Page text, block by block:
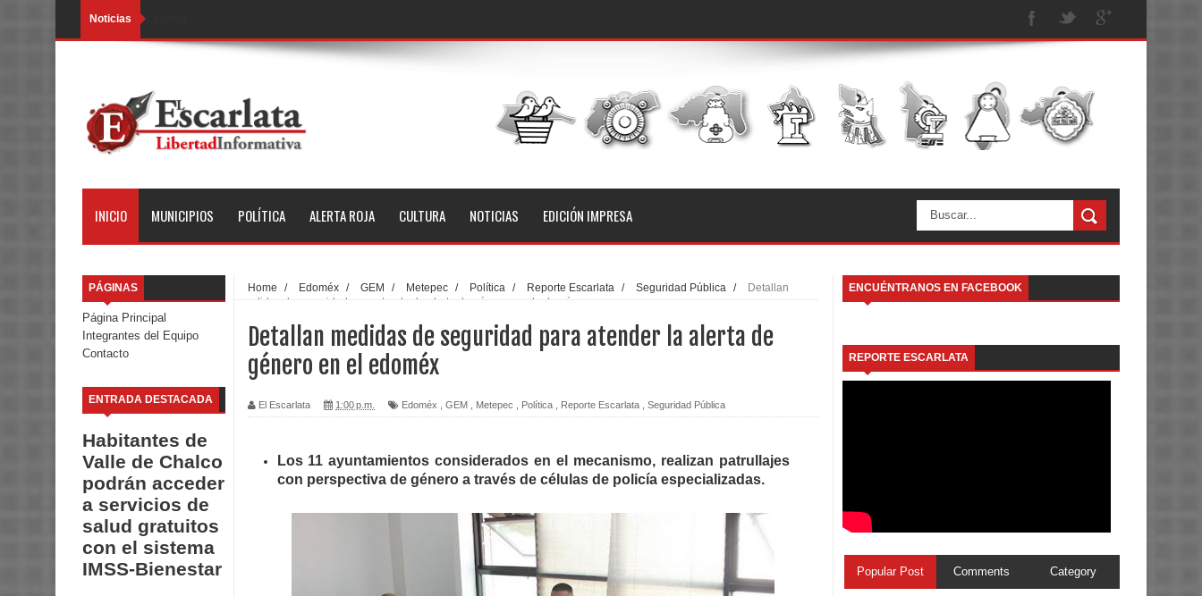
Noticias
INICIO MUNICIPIOS POLÍTICA ALERTA ROJA CULTURA NOTICIAS EDICIÓN IMPRESA
PÁGINAS
Página Principal
Integrantes del Equipo
Contacto
ENTRADA DESTACADA
Habitantes de
Valle de Chalco
podrán acceder
a servicios de
salud gratuitos
con el sistema
IMSS-Bienestar
Home / Edoméx / GEM / Metepec / Política / Reporte Escarlata / Seguridad Pública /
Detallan
medidas de seguridad para atender la alerta de género en el edoméx
Detallan medidas de seguridad para atender la alerta de
género en el edoméx
El Escarlata 1:00 p.m. Edoméx GEM Metepec Política Reporte Escarlata Seguridad Pública
Los 11 ayuntamientos considerados en el mecanismo, realizan patrullajes
con perspectiva de género a través de células de policía especializadas.
ENCUÉNTRANOS EN FACEBOOK
REPORTE ESCARLATA
Popular Post Comments Category